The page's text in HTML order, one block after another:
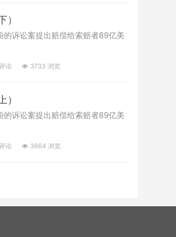
诉讼案提出赔偿给索赔者89亿美
论 3733 浏览
诉讼案提出赔偿给索赔者89亿美
论 3664 浏览